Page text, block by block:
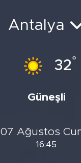
Antalya
32°
Güneşli
07 Ağustos
16:45